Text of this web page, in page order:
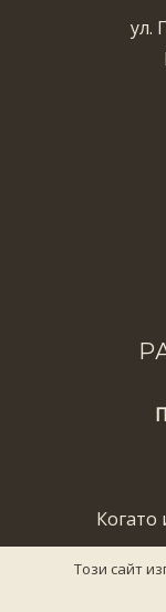
ул.
Когато
Този сайт